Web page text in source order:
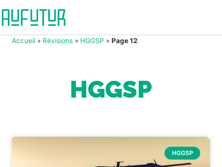
Accueil » Révisions » HGGSP » Page 12
HGGSP
HGGSP